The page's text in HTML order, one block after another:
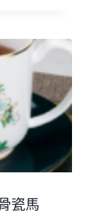
瓷馬